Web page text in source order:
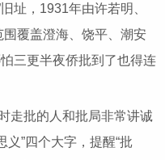
址，1931年由许若明、
覆盖澄海、饶平、潮安
三更半夜侨批到了也得连
走批的人和批局非常讲诚
义”四个大字，提醒“批